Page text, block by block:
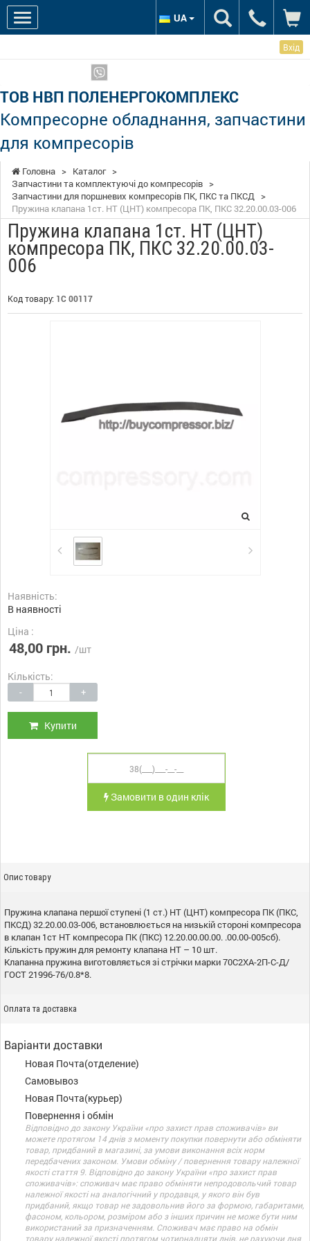
Вхід
ТОВ НВП ПОЛЕНЕРГОКОМПЛЕКС
Компресорне обладнання, запчастини
для компресорів
UA
Головна > Каталог >
Запчастини та комплектуючі до компресорів >
Запчастини для поршневих компресорів ПК, ПКС та ПКСД >
Пружина клапана 1ст. НТ (ЦНТ) компресора ПК, ПКС 32.20.00.03-006
Пружина клапана 1ст. НТ (ЦНТ)
компресора ПК, ПКС 32.20.00.03-
006
Код товару: 1С 00117
Наявність:
В наявності
Ціна :
48,00 грн. /шт
Кількість:
- +
Купити
Замовити в один клік
Опис товару
Пружина клапана першої ступені (1 ст.) НТ (ЦНТ) компресора ПК (ПКС,
ПКСД) 32.20.00.03-006, встановлюється на низькій стороні компресора
в клапан 1ст НТ компресора ПК (ПКС) 12.20.00.00.00. .00.00-005сб).
Кількість пружин для ремонту клапана НТ – 10 шт.
Клапанна пружина виготовляється зі стрічки марки 70С2ХА-2П-С-Д/
ГОСТ 21996-76/0.8*8.
Оплата та доставка
Варіанти доставки
Новая Почта(отделение)
Самовывоз
Новая Почта(курьер)
Повернення і обмін
Відповідно до закону України «про захист прав споживачів» ви
можете протягом 14 днів з моменту покупки повернути або обміняти
товар, придбаний в магазині, за умови виконання всіх норм
передбачених законом. Умови обміну / повернення товару належної
якості стаття 9. Відповідно до закону України «про захист прав
споживачів»: споживач має право обміняти непродовольчий товар
належної якості на аналогічний у продавця, у якого він був
придбаний, якщо товар не задовольнив його за формою, габаритами,
фасоном, кольором, розміром або з інших причин не може бути ним
використаний за призначенням. Споживач має право на обмін
товару належної якості протягом чотирнадцяти днів, не рахуючи дня